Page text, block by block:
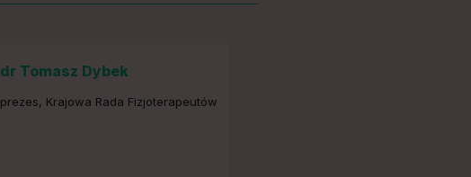
dr Tomasz Dybek
prezes, Krajowa Rada Fizjoterapeutów